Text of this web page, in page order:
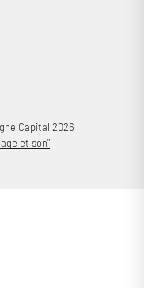
12
Capital 2026
et son"